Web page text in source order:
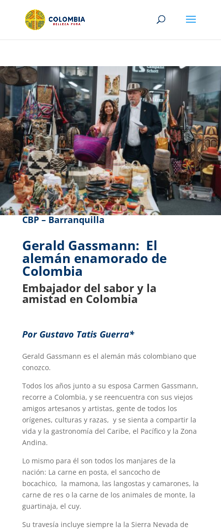
CBP – Barranquilla
Gerald Gassmann: El
alemán enamorado de
Colombia
Embajador del sabor y la
amistad en Colombia
Por Gustavo Tatis Guerra*
Gerald Gassmann es el alemán más colombiano que
conozco.
Todos los años junto a su esposa Carmen Gassmann,
recorre a Colombia, y se reencuentra con sus viejos
amigos artesanos y artistas, gente de todos los
orígenes, culturas y razas, y se sienta a compartir la
vida y la gastronomía del Caribe, el Pacífico y la Zona
Andina.
Lo mismo para él son todos los manjares de la
nación: La carne en posta, el sancocho de
bocachico, la mamona, las langostas y camarones, la
carne de res o la carne de los animales de monte, la
guartinaja, el cuy.
Su travesía incluye siempre la la Sierra Nevada de